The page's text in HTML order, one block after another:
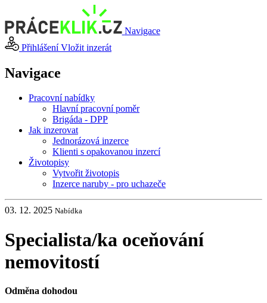
Navigace
PřihlášeníVložit inzerát
Navigace
Pracovní nabídky
Hlavní pracovní poměr
Brigáda - DPP
Jak inzerovat
Jednorázová inzerce
Klienti s opakovanou inzercí
Životopisy
Vytvořit životopis
Inzerce naruby - pro uchazeče
03. 12. 2025 Nabídka
Specialista/ka oceňování
nemovitostí
Odměna dohodou